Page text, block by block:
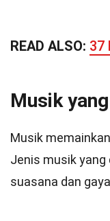
READ ALSO: 37
Musik
Musik
Jenis musik yang
suasana dan